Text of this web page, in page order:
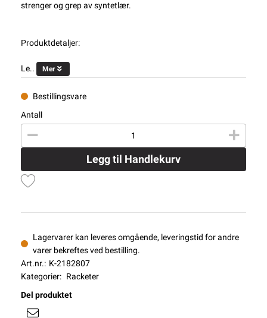
strenger og grep av syntetlær.
Produktdetaljer:
Le.. Mer
Bestillingsvare
Antall
Legg til Handlekurv
Lagervarer kan leveres omgående, leveringstid for andre
varer bekreftes ved bestilling.
Art.nr.: K-2182807
Kategorier: Racketer
Del produktet